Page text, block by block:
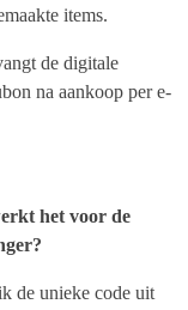
items.
de digitale
na aankoop per e-
het voor de
de unieke code uit